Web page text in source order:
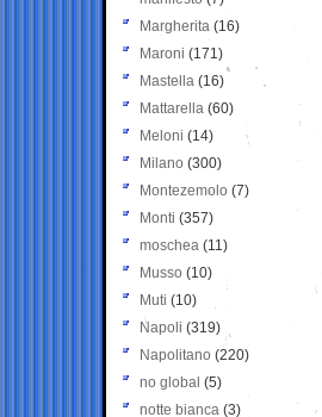
Margherita (16)
Maroni (171)
Mastella (16)
Mattarella (60)
Meloni (14)
Milano (300)
Montezemolo (7)
Monti (357)
moschea (11)
Musso (10)
Muti (10)
Napoli (319)
Napolitano (220)
no global (5)
notte bianca (3)